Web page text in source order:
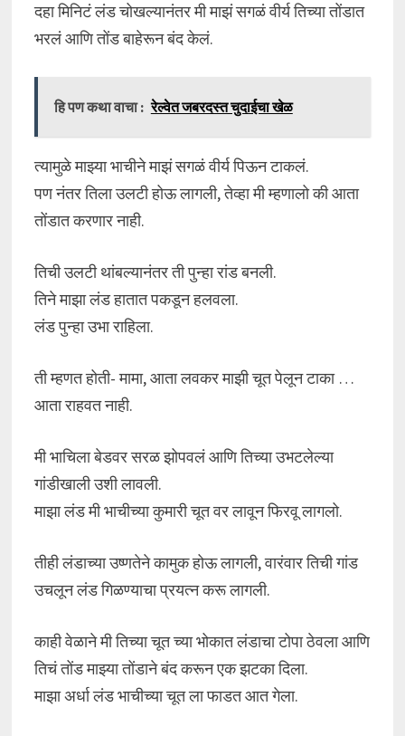
दहा मिनिटं लंड चोखल्यानंतर मी माझं सगळं वीर्य तिच्या तोंडात
भरलं आणि तोंड बाहेरून बंद केलं.
हि पण कथा वाचा : रेल्वेत जबरदस्त चुदाईचा खेळ
त्यामुळे माझ्या भाचीने माझं सगळं वीर्य पिऊन टाकलं.
पण नंतर तिला उलटी होऊ लागली, तेव्हा मी म्हणालो की आता
तोंडात करणार नाही.
तिची उलटी थांबल्यानंतर ती पुन्हा रांड बनली.
तिने माझा लंड हातात पकडून हलवला.
लंड पुन्हा उभा राहिला.
ती म्हणत होती- मामा, आता लवकर माझी चूत पेलून टाका …
आता राहवत नाही.
मी भाचिला बेडवर सरळ झोपवलं आणि तिच्या उभटलेल्या
गांडीखाली उशी लावली.
माझा लंड मी भाचीच्या कुमारी चूत वर लावून फिरवू लागलो.
तीही लंडाच्या उष्णतेने कामुक होऊ लागली, वारंवार तिची गांड
उचलून लंड गिळण्याचा प्रयत्न करू लागली.
काही वेळाने मी तिच्या चूत च्या भोकात लंडाचा टोपा ठेवला आणि
तिचं तोंड माझ्या तोंडाने बंद करून एक झटका दिला.
माझा अर्धा लंड भाचीच्या चूत ला फाडत आत गेला.